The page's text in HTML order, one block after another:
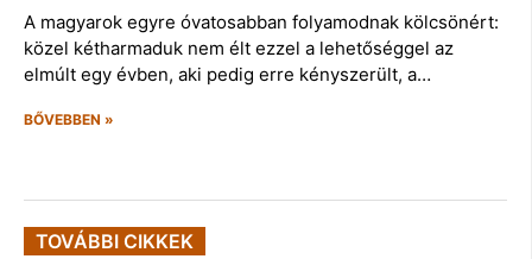
A magyarok egyre óvatosabban folyamodnak kölcsönért:
közel kétharmaduk nem élt ezzel a lehetőséggel az
elmúlt egy évben, aki pedig erre kényszerült, a…
BŐVEBBEN »
TOVÁBBI CIKKEK